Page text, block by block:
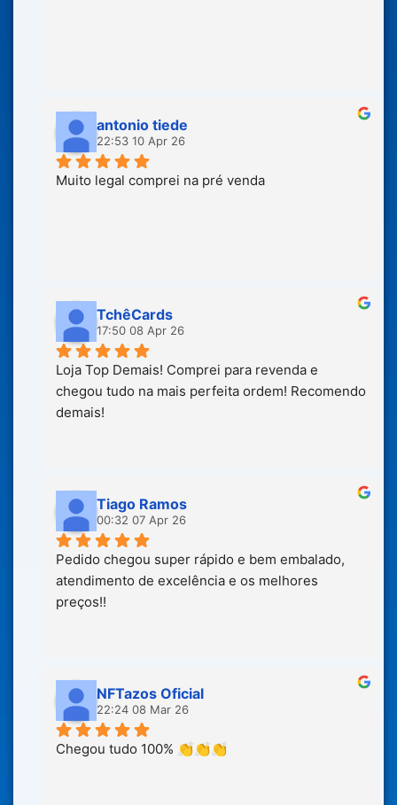
antonio tiede
22:53 10 Apr 26
Muito legal comprei na pré venda
TchêCards
17:50 08 Apr 26
Loja Top Demais! Comprei para revenda e
chegou tudo na mais perfeita ordem! Recomendo
demais!
Tiago Ramos
00:32 07 Apr 26
Pedido chegou super rápido e bem embalado,
atendimento de excelência e os melhores
preços!!
NFTazos Oficial
22:24 08 Mar 26
Chegou tudo 100% 👏👏👏